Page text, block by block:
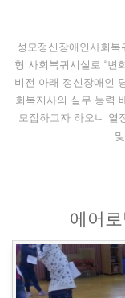
성모정신장애인사회
형 사회복귀시설로 “변
비전 아래 정신장애인
회복지사의 실무 능력
모집하고자 하오니 열
에어